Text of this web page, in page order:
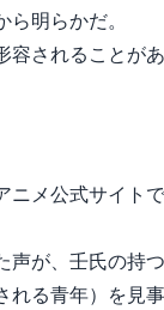
明らかだ。
容されることが
ニメ公式サイト
声が、壬氏の持
れる青年）を見